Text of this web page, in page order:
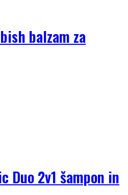
balzam za
Duo 2v1 šampon in